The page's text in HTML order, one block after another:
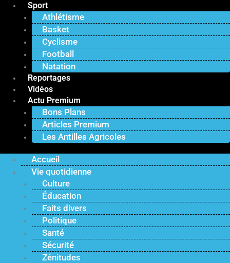
Sport
Athlétisme
Basket
Cyclisme
Football
Natation
Reportages
Vidéos
Actu Premium
Bons Plans
Articles Premium
Les Antilles Agricoles
Accueil
Vie quotidienne
Culture
Éducation
Faits divers
Politique
Santé
Sécurité
Zénitudes